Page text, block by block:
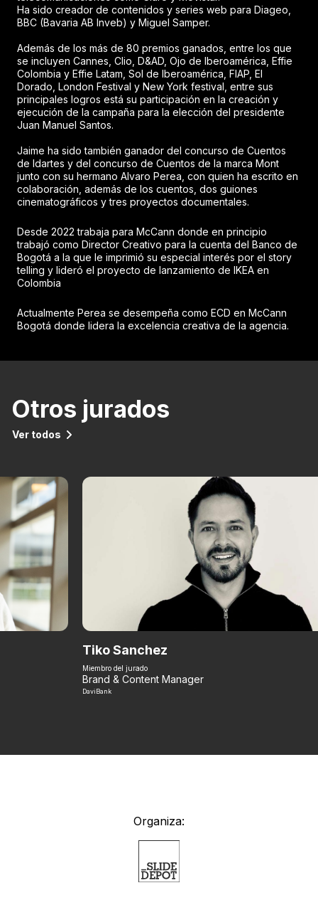
Ha sido creador de contenidos y series web para Diageo,
BBC (Bavaria AB Inveb) y Miguel Samper.
Además de los más de 80 premios ganados, entre los que
se incluyen Cannes, Clio, D&AD, Ojo de Iberoamérica, Effie
Colombia y Effie Latam, Sol de Iberoamérica, FIAP, El
Dorado, London Festival y New York festival, entre sus
principales logros está su participación en la creación y
ejecución de la campaña para la elección del presidente
Juan Manuel Santos.
Jaime ha sido también ganador del concurso de Cuentos
de Idartes y del concurso de Cuentos de la marca Mont
junto con su hermano Alvaro Perea, con quien ha escrito en
colaboración, además de los cuentos, dos guiones
cinematográficos y tres proyectos documentales.
Desde 2022 trabaja para McCann donde en principio
trabajó como Director Creativo para la cuenta del Banco de
Bogotá a la que le imprimió su especial interés por el story
telling y lideró el proyecto de lanzamiento de IKEA en
Colombia
Actualmente Perea se desempeña como ECD en McCann
Bogotá donde lidera la excelencia creativa de la agencia.
Otros jurados
Ver todos
Tiko Sanchez
Miembro del jurado
Brand & Content Manager
DaviBank
Organiza: